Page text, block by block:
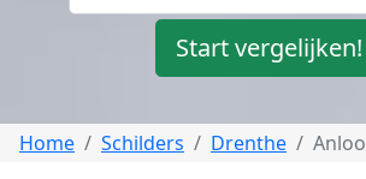
Start vergelijken!
Home Schilders Drenthe Anloo